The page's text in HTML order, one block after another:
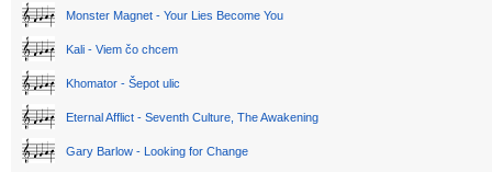
Monster Magnet - Your Lies Become You
Kali - Viem čo chcem
Khomator - Šepot ulic
Eternal Afflict - Seventh Culture, The Awakening
Gary Barlow - Looking for Change